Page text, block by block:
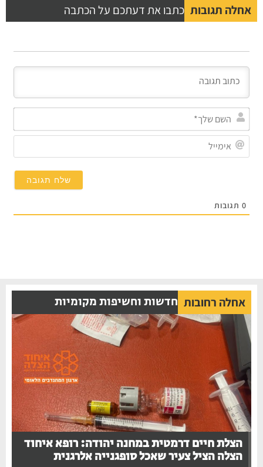
אחלה תגובות כתבו את דעתכם על הכתבה
0תגובות
אחלה רחובות חדשות וחשיפות מקומיות
הצלת חיים דרמטית במחנה יהודה: רופא איחוד
הצלה הציל צעיר שאכל סופגנייה אלרגנית